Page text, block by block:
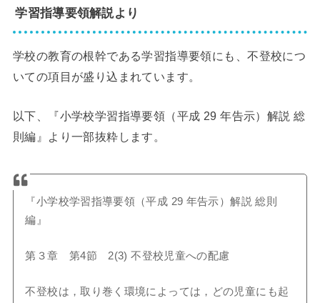
学習指導要領解説より
学校の教育の根幹である学習指導要領にも、不登校につ
いての項目が盛り込まれています。
以下、『小学校学習指導要領（平成 29 年告示）解説 総
則編』より一部抜粋します。
『小学校学習指導要領（平成 29 年告示）解説 総則
編』
第３章 第4節 2(3) 不登校児童への配慮
不登校は，取り巻く環境によっては，どの児童にも起